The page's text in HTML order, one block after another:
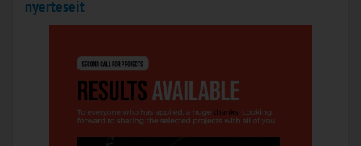
nyerteseit